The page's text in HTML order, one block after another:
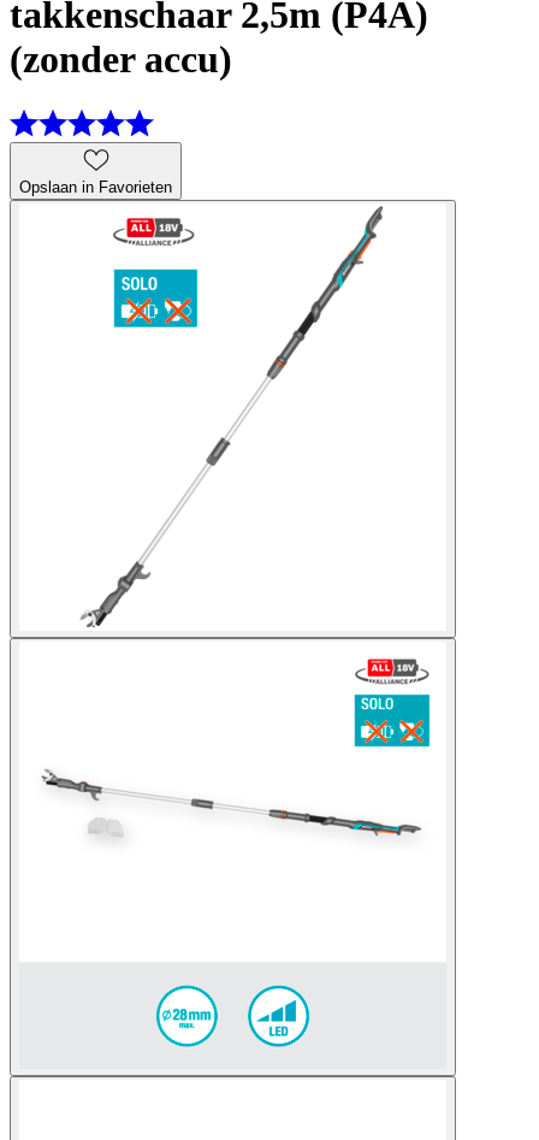
takkenschaar 2,5m (P4A)
(zonder accu)
Opslaan in Favorieten